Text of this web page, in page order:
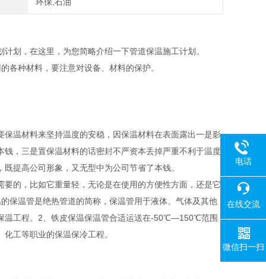
划，在这里，为您简略介绍一下管道保温施工计划。
各种材料，要注意对设备、材料的保护。
温材料来坚持温度的安稳，因保温材料在表面露出一是影
，三是置保温材料的话密封不严资本丢掉严重不利于温度
提高公司形象，又无型中为公司节省了本钱。
的，比如它重量轻，无论是在使用的方便性方面，还是它
保温管是绝热管道的简称，保温管用于液体、气体及其他
温工程。2、铁皮保温保温管合适运送在-50℃—150℃范围
工等职业的保温保冷工程。
电话
在线交流
微信扫一扫